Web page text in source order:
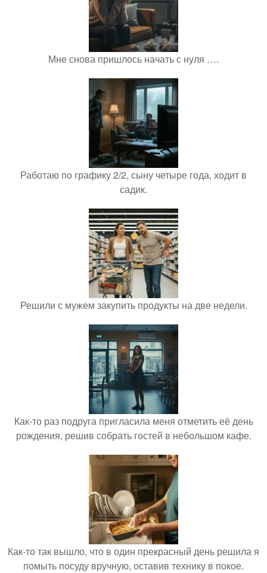
Мне снова пришлось начать с нуля ….
Работаю по графику 2/2, сыну четыре года, ходит в
садик.
Решили с мужем закупить продукты на две недели.
Как-то раз подруга пригласила меня отметить её день
рождения, решив собрать гостей в небольшом кафе.
Как-то так вышло, что в один прекрасный день решила я
помыть посуду вручную, оставив технику в покое.